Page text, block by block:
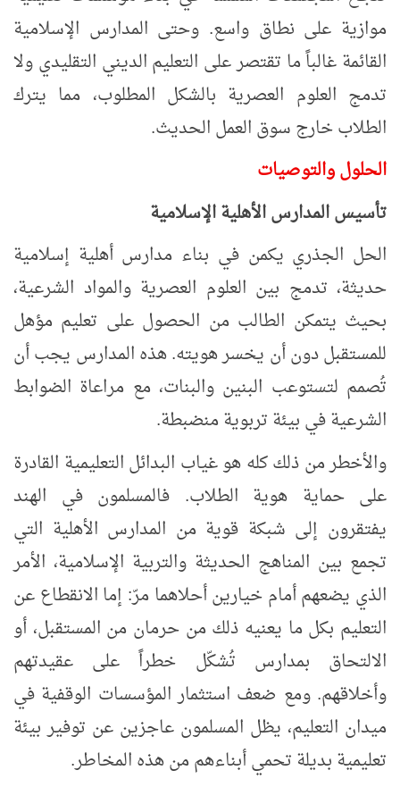
موازية على نطاق واسع. وحتى المدارس الإسلامية
القائمة غالباً ما تقتصر على التعليم الديني التقليدي ولا
تدمج العلوم العصرية بالشكل المطلوب، مما يترك
الطلاب خارج سوق العمل الحديث.
الحلول والتوصيات
تأسيس المدارس الأهلية الإسلامية
الحل الجذري يكمن في بناء مدارس أهلية إسلامية
حديثة، تدمج بين العلوم العصرية والمواد الشرعية،
بحيث يتمكن الطالب من الحصول على تعليم مؤهل
للمستقبل دون أن يخسر هويته. هذه المدارس يجب أن
تُصمم لتستوعب البنين والبنات، مع مراعاة الضوابط
الشرعية في بيئة تربوية منضبطة.
والأخطر من ذلك كله هو غياب البدائل التعليمية القادرة
على حماية هوية الطلاب. فالمسلمون في الهند
يفتقرون إلى شبكة قوية من المدارس الأهلية التي
تجمع بين المناهج الحديثة والتربية الإسلامية، الأمر
الذي يضعهم أمام خيارين أحلاهما مرّ: إما الانقطاع عن
التعليم بكل ما يعنيه ذلك من حرمان من المستقبل، أو
الالتحاق بمدارس تُشكّل خطراً على عقيدتهم
وأخلاقهم. ومع ضعف استثمار المؤسسات الوقفية في
ميدان التعليم، يظل المسلمون عاجزين عن توفير بيئة
تعليمية بديلة تحمي أبناءهم من هذه المخاطر.